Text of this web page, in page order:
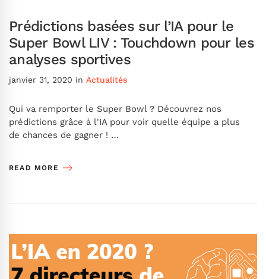
Prédictions basées sur l’IA pour le
Super Bowl LIV : Touchdown pour les
analyses sportives
janvier 31, 2020 in Actualités
Qui va remporter le Super Bowl ? Découvrez nos
prédictions grâce à l'IA pour voir quelle équipe a plus
de chances de gagner ! …
READ MORE